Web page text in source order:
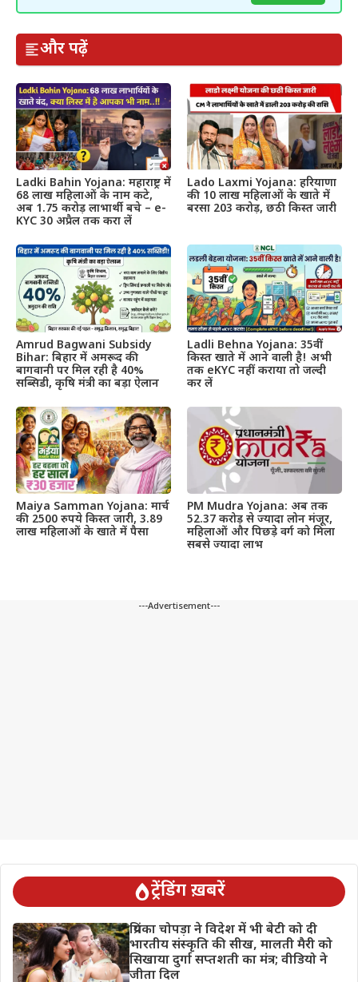
और पढ़ें
Ladki Bahin Yojana: महाराष्ट्र में
68 लाख महिलाओं के नाम कटे,
अब 1.75 करोड़ लाभार्थी बचे – e-
KYC 30 अप्रैल तक करा लें
Lado Laxmi Yojana: हरियाणा
की 10 लाख महिलाओं के खाते में
बरसा 203 करोड़, छठी किस्त जारी
Amrud Bagwani Subsidy
Bihar: बिहार में अमरूद की
बागवानी पर मिल रही है 40%
सब्सिडी, कृषि मंत्री का बड़ा ऐलान
Ladli Behna Yojana: 35वीं
किस्त खाते में आने वाली है! अभी
तक eKYC नहीं कराया तो जल्दी
कर लें
Maiya Samman Yojana: मार्च
की 2500 रुपये किस्त जारी, 3.89
लाख महिलाओं के खाते में पैसा
PM Mudra Yojana: अब तक
52.37 करोड़ से ज्यादा लोन मंजूर,
महिलाओं और पिछड़े वर्ग को मिला
सबसे ज्यादा लाभ
---Advertisement---
ट्रेंडिंग ख़बरें
प्रियंका चोपड़ा ने विदेश में भी बेटी को दी
भारतीय संस्कृति की सीख, मालती मैरी को
सिखाया दुर्गा सप्तशती का मंत्र; वीडियो ने
जीता दिल